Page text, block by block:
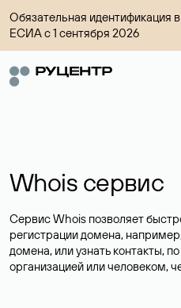
Обязательная идентификация в
ЕСИА с 1 сентября 2026
Whois сервис
Сервис Whois позволяет
регистрации домена,
домена, или узнать контакты,
организацией или человеком,